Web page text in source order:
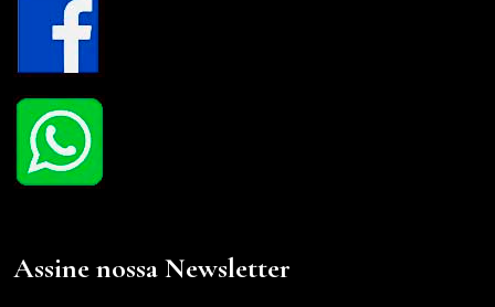
Assine nossa Newsletter